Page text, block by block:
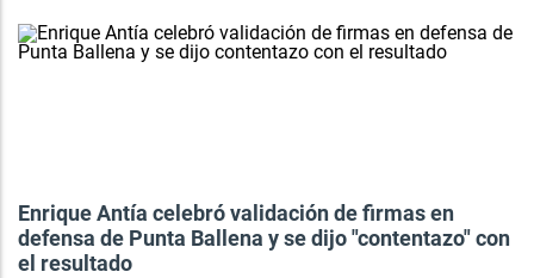
Enrique Antía celebró validación de firmas en
defensa de Punta Ballena y se dijo "contentazo" con
el resultado